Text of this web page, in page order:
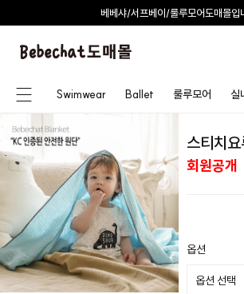
베베샤/서프베이/룰루모어도매몰입
Swimwear Ballet 룰루모어 실
스티치
회원공개
옵션